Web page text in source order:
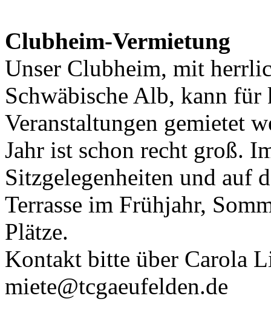
Clubheim-Vermietung
Unser Clubheim, mit
Schwäbische Alb, kann für
Veranstaltungen gemietet
Jahr ist schon recht groß.
Sitzgelegenheiten und auf
Terrasse im Frühjahr,
Plätze.
Kontakt bitte über Carola
miete@tcgaeufelden.de